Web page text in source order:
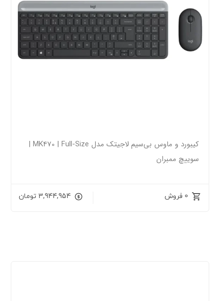
کیبورد و ماوس بی‌سیم لاجیتک مدل MK470 | Full-Size |
سوییچ ممبران
0 فروش 3,944,954 تومان